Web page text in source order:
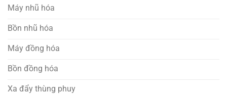
Máy nhũ hóa
Bồn nhũ hóa
Máy đồng hóa
Bồn đồng hóa
Xa đẩy thùng phuy